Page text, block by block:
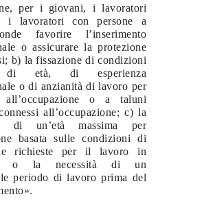
per i giovani, i lavoratori
i lavoratori con persone a
favorire l’inserimento
o assicurare la protezione
b) la fissazione di condizioni
di età, di esperienza
o di anzianità di lavoro per
all’occupazione o a taluni
all’occupazione; c) la
di un’età massima per
basata sulle condizioni di
richieste per il lavoro in
o la necessità di un
periodo di lavoro prima del